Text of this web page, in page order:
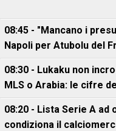
08:45 - "Mancano i
Napoli per Atubolu del
08:30 - Lukaku non
MLS o Arabia: le cifre
08:20 - Lista Serie A ad
condiziona il